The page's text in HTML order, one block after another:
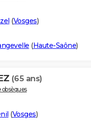
(Vosges)
(Haute-Saône)
(65 ans)
(Vosges)